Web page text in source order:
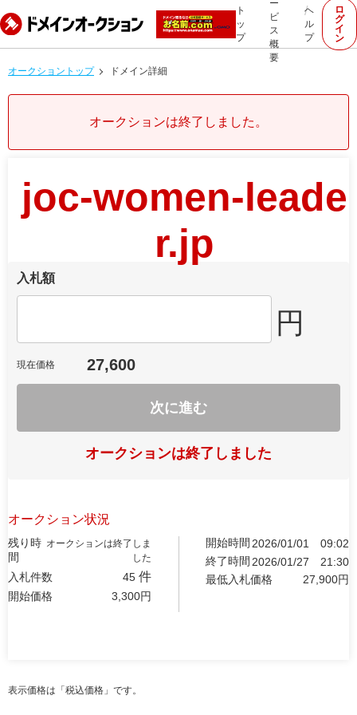
ト
ッ
プ
ー
ビ
ス
概
要
ヘ
ル
プ
ロ
グ
イ
ン
オークショントップ ドメイン詳細
オークションは終了しました。
joc-women-leade
r.jp
入札額
円
現在価格 27,600
次に進む
オークションは終了しました
オークション状況
残り時
間
オークションは終了しま
した
入札件数 45 件
開始価格 3,300円
開始時間 2026/01/01
09:02
終了時間 2026/01/27
21:30
最低入札価格
27,900円
表示価格は「税込価格」です。